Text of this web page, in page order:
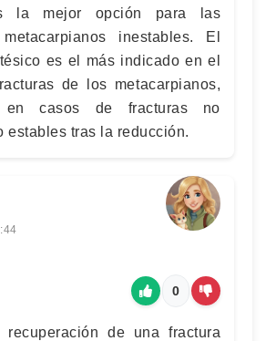
la mejor opción para las
inestables. El
es el más indicado en el
de los metacarpianos,
en casos de fracturas no
estables tras la reducción.
0
de una fractura